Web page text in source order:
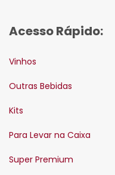
Acesso Rápido:
Vinhos
Outras Bebidas
Kits
Para Levar na Caixa
Super Premium